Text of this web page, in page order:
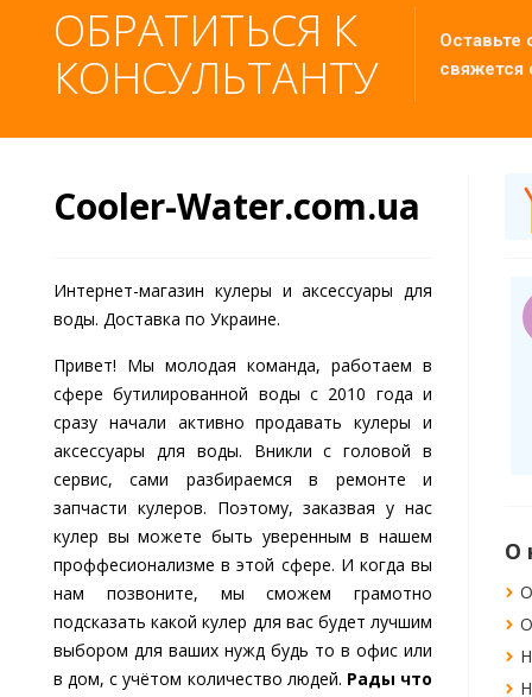
ОБРАТИТЬСЯ К
КОНСУЛЬТАНТУ
Оставьте
свяжется
Cooler-Water.com.ua
Интернет-магазин кулеры и аксессуары для
воды. Доставка по Украине.
Привет! Мы молодая команда, работаем в
сфере бутилированной воды c 2010 года и
сразу начали активно продавать кулеры и
аксессуары для воды. Вникли с головой в
сервис, сами разбираемся в ремонте и
запчасти кулеров. Поэтому, заказвая у нас
кулер вы можете быть уверенным в нашем
проффесионализме в этой сфере. И когда вы
нам позвоните, мы сможем грамотно
подсказать какой кулер для вас будет лучшим
выбором для ваших нужд будь то в офис или
в дом, с учётом количество людей. Рады что
500 ГРН ЗА
РАСПАКОВКОЙ!
СКИДКА ДО -20% ЗА
ПОДПИСКУ НА СОЦ.СЕТИ
кулер
использование.
задачей
справляется
уже около
Нам девочкам
нравиться им
:) Из
дизайн и
загрузка. Из
цена немного
но в целом
можно. За
и красоту
платить.
2020-07-06
М Михаил Копчюх
White и остался
вполне доволен, так
как цена вполне
доступная, а
доставили без
опоздания.
Есть фото
Дата: 2019-11-20
Подробнее
Помощь
Договор офёрты
Возврат/обмен товара
Вопросы и ответы
Покупка в кредит
Полезное
Блог
Оптовикам
Скидки и акции
Доставка и оплата